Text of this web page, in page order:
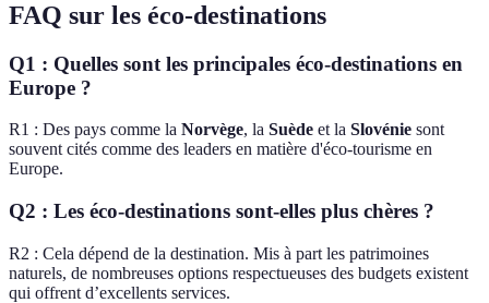
FAQ sur les éco-destinations
Q1 : Quelles sont les principales éco-destinations en
Europe ?
R1 : Des pays comme la Norvège, la Suède et la Slovénie sont
souvent cités comme des leaders en matière d'éco-tourisme en
Europe.
Q2 : Les éco-destinations sont-elles plus chères ?
R2 : Cela dépend de la destination. Mis à part les patrimoines
naturels, de nombreuses options respectueuses des budgets existent
qui offrent d’excellents services.